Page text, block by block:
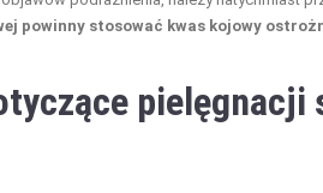
powinny stosować kwas kojowy
pielęgnacji